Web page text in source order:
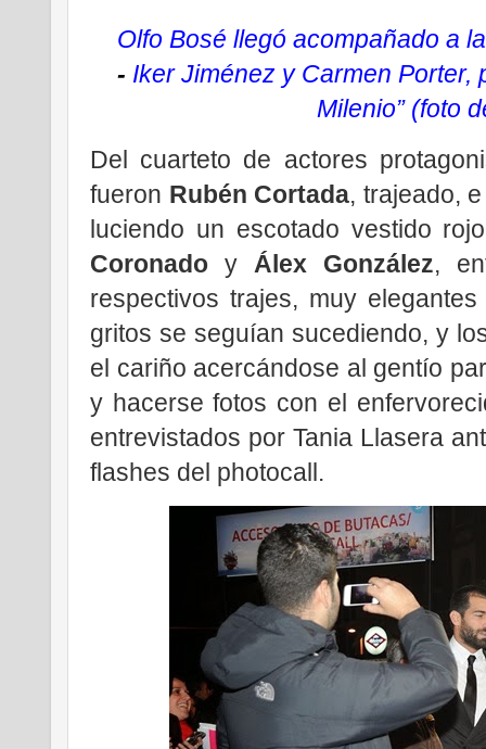
Olfo Bosé llegó acompañado a
- Iker Jiménez y Carmen Porter,
Milenio” (foto
Del cuarteto de actores
fueron Rubén Cortada, trajeado,
luciendo un escotado vestido
Coronado y Álex González,
respectivos trajes, muy
gritos se seguían sucediendo, y
el cariño acercándose al gentío
y hacerse fotos con el
entrevistados por Tania Llasera
flashes del photocall.